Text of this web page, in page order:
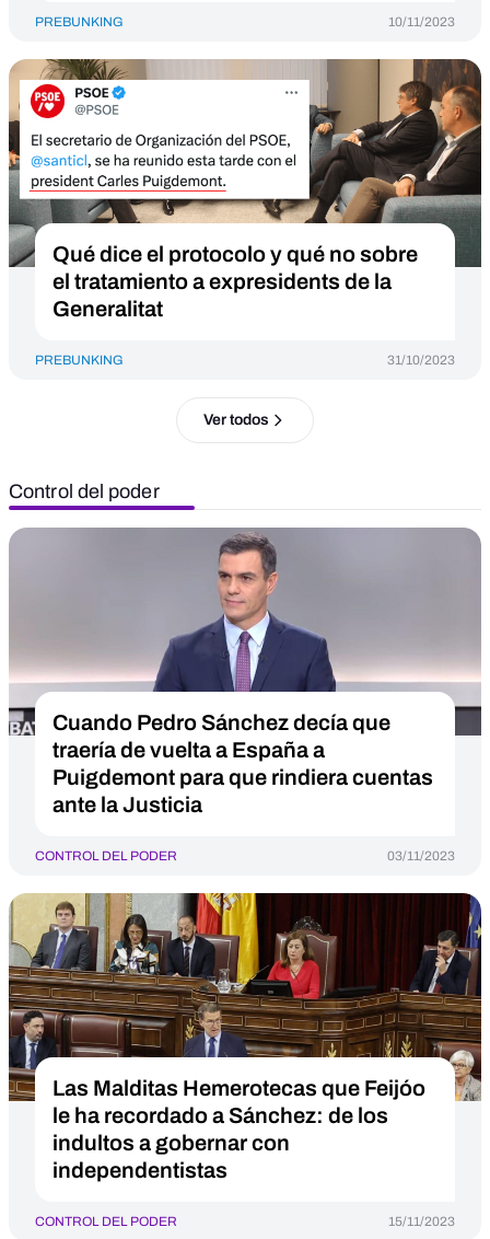
PREBUNKING 10/11/2023
Qué dice el protocolo y qué no sobre
el tratamiento a expresidents de la
Generalitat
PREBUNKING 31/10/2023
Ver todos
Control del poder
Cuando Pedro Sánchez decía que
traería de vuelta a España a
Puigdemont para que rindiera cuentas
ante la Justicia
CONTROL DEL PODER 03/11/2023
Las Malditas Hemerotecas que Feijóo
le ha recordado a Sánchez: de los
indultos a gobernar con
independentistas
CONTROL DEL PODER 15/11/2023